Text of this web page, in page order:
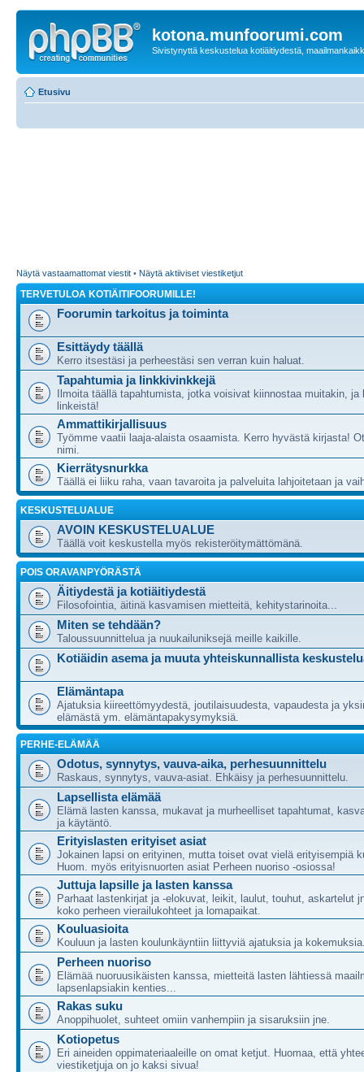
kotona.munfoorumi.com
Sivistynyttä keskustelua kotiäitiydestä,
Etusivu
Näytä vastaamattomat viestit • Näytä aktiiviset viestiketjut
TERVETULOA KOTIÄITIFOORUMILLE!
Foorumin tarkoitus ja toiminta
Esittäydy täällä
Kerro itsestäsi ja perheestäsi sen verran kuin haluat.
Tapahtumia ja linkkivinkkejä
Ilmoita täällä tapahtumista, jotka voisivat kiinnostaa muitakin, ja
linkeistä!
Ammattikirjallisuus
Työmme vaatii laaja-alaista osaamista. Kerro hyvästä kirjasta!
nimi.
Kierrätysnurkka
Täällä ei liiku raha, vaan tavaroita ja palveluita lahjoitetaan ja
KESKUSTELUALUE
AVOIN KESKUSTELUALUE
Täällä voit keskustella myös rekisteröitymättömänä.
POIS ORAVANPYÖRÄSTÄ
Äitiydestä ja kotiäitiydestä
Filosofointia, äitinä kasvamisen mietteitä, kehitystarinoita...
Miten se tehdään?
Taloussuunnittelua ja nuukailuniksejä meille kaikille.
Kotiäidin asema ja muuta yhteiskunnallista
Elämäntapa
Ajatuksia kiireettömyydestä, joutilaisuudesta, vapaudesta ja
elämästä ym. elämäntapakysymyksiä.
PERHE-ELÄMÄÄ
Odotus, synnytys, vauva-aika, perhesuunnittelu
Raskaus, synnytys, vauva-asiat. Ehkäisy ja perhesuunnittelu.
Lapsellista elämää
Elämä lasten kanssa, mukavat ja murheelliset tapahtumat,
ja käytäntö.
Erityislasten erityiset asiat
Jokainen lapsi on erityinen, mutta toiset ovat vielä erityisempiä
Huom. myös erityisnuorten asiat Perheen nuoriso -osiossa!
Juttuja lapsille ja lasten kanssa
Parhaat lastenkirjat ja -elokuvat, leikit, laulut, touhut, askartelut
koko perheen vierailukohteet ja lomapaikat.
Kouluasioita
Kouluun ja lasten koulunkäyntiin liittyviä ajatuksia ja
Perheen nuoriso
Elämää nuoruusikäisten kanssa, mietteitä lasten lähtiessä
lapsenlapsiakin kenties...
Rakas suku
Anoppihuolet, suhteet omiin vanhempiin ja sisaruksiin jne.
Kotiopetus
Eri aineiden oppimateriaaleille on omat ketjut. Huomaa, että
viestiketjuja on jo kaksi sivua!